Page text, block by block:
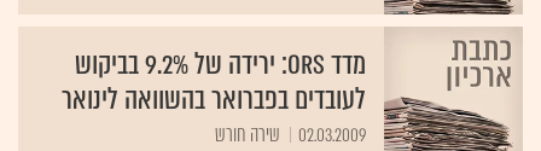
מדד ORS: ירידה של 9.2% בביקוש
לעובדים בפברואר בהשוואה לינואר
02.03.2009 שירה חורש